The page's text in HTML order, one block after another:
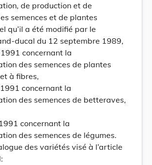
de production et de
semences et de plantes
qu’il a été modifié par le
ducal du 12 septembre 1989,
concernant la
des semences de plantes
à fibres,
concernant la
des semences de betteraves,
concernant la
des semences de légumes.
des variétés visé à l’article